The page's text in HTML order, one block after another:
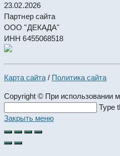
23.02.2026
Партнер сайта
ООО "ДЕКАДА"
ИНН 6455068518
Карта сайта/ Политика сайта
Copyright © При использовании
this
website
Type
Закрыть меню